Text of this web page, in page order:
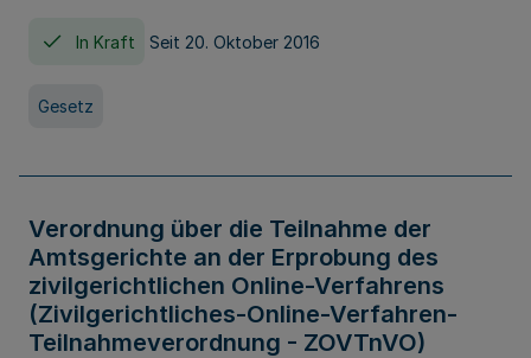
In Kraft Seit 20. Oktober 2016
Gesetz
Verordnung über die Teilnahme der
Amtsgerichte an der Erprobung des
zivilgerichtlichen Online-Verfahrens
(Zivilgerichtliches-Online-Verfahren-
Teilnahmeverordnung - ZOVTnVO)